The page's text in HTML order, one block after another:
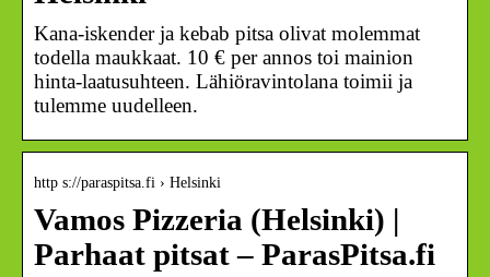
Kana-iskender ja kebab pitsa olivat molemmat
todella maukkaat. 10 € per annos toi mainion
hinta-laatusuhteen. Lähiöravintolana toimii ja
tulemme uudelleen.
http s://paraspitsa.fi › Helsinki
Vamos Pizzeria (Helsinki) |
Parhaat pitsat – ParasPitsa.fi